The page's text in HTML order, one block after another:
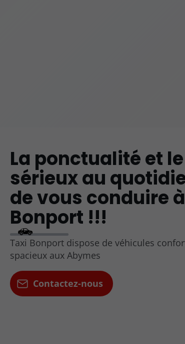
La ponctualité et le
sérieux au
de vous conduire à
Bonport !!!
Taxi Bonport dispose de véhicules
spacieux aux Abymes
Contactez-nous